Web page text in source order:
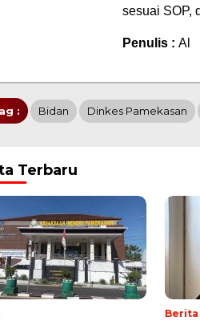
sesuai SOP,
Penulis : Al
: Bidan Dinkes Pamekasan
Terbaru
Berita